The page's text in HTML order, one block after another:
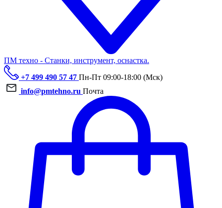
ПМ техно - Станки, инструмент, оснастка.
+7 499 490 57 47 Пн-Пт 09:00-18:00 (Мск)
info@pmtehno.ru Почта